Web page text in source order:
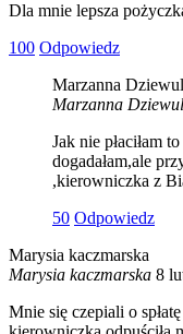
Dla mnie lepsza
100 Odpowiedz
Marzanna
Marzanna
Jak nie płaciłam
dogadałam,ale
,kierowniczka z
50 Odpowiedz
Marysia kaczmarska
Marysia kaczmarska 8
Mnie się czepiali o